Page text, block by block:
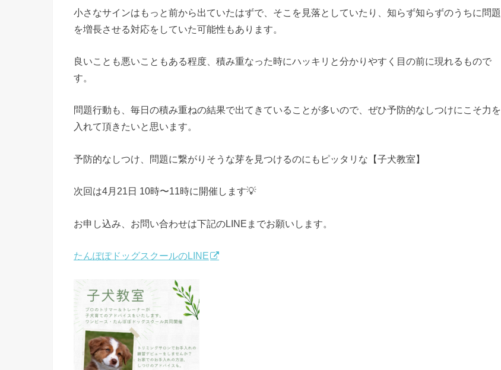
小さなサインはもっと前から出ていたはずで、そこを見落としていたり、知らず知らずのうちに問題
を増長させる対応をしていた可能性もあります。
良いことも悪いこともある程度、積み重なった時にハッキリと分かりやすく目の前に現れるもので
す。
問題行動も、毎日の積み重ねの結果で出てきていることが多いので、ぜひ予防的なしつけにこそ力を
入れて頂きたいと思います。
予防的なしつけ、問題に繋がりそうな芽を見つけるのにもピッタリな【子犬教室】
次回は4月21日 10時〜11時に開催します💡
お申し込み、お問い合わせは下記のLINEまでお願いします。
たんぽぽドッグスクールのLINE